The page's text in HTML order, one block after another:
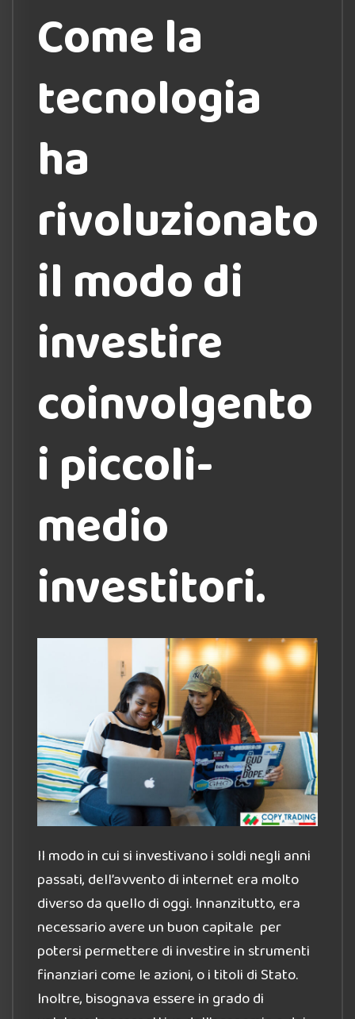
Come la
tecnologia
ha
rivoluzionato
il modo di
investire
coinvolgento
i piccoli-
medio
investitori.
Il modo in cui si investivano i soldi negli anni
passati, dell’avvento di internet era molto
diverso da quello di oggi. Innanzitutto, era
necessario avere un buon capitale per
potersi permettere di investire in strumenti
finanziari come le azioni, o i titoli di Stato.
Inoltre, bisognava essere in grado di